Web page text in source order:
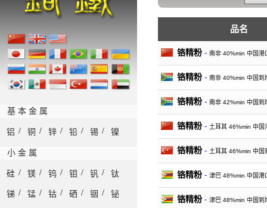
基 本 金 属
铝 / 铜 / 锌 / 铅 / 锡 / 镍
小 金 属
硅 / 镁 / 钨 / 钼 / 钒 / 钛
锑 / 锰 / 钴 / 硒 / 铟 / 铋
品名
铬精粉 - 南非 40%min 中国港
铬精粉 - 南非 40%min 中国到
铬精粉 - 南非 42%min 中国到
铬精粉 - 土耳其 46%min 中国
铬精粉 - 土耳其 46%min 中国
铬精粉 - 津巴 48%min 中国港
铬精粉 - 津巴 48%min 中国到